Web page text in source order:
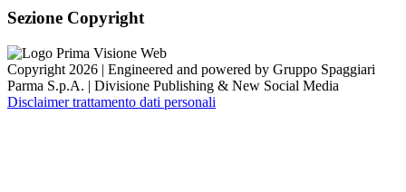
Sezione Copyright
Copyright 2026 | Engineered and powered by Gruppo Spaggiari
Parma S.p.A. | Divisione Publishing & New Social Media
Disclaimer trattamento dati personali